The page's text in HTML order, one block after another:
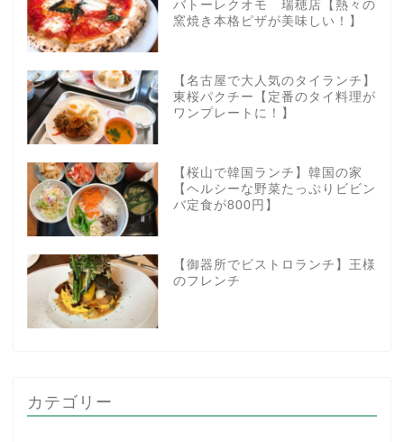
バトーレクオモ 瑞穂店【熱々の
窯焼き本格ピザが美味しい！】
【名古屋で大人気のタイランチ】
東桜パクチー【定番のタイ料理が
ワンプレートに！】
【桜山で韓国ランチ】韓国の家
【ヘルシーな野菜たっぷりビビン
バ定食が800円】
【御器所でビストロランチ】王様
のフレンチ
カテゴリー